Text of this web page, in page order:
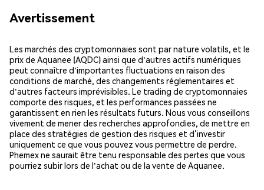
Avertissement
Les marchés des cryptomonnaies sont par nature volatils, et le
prix de Aquanee (AQDC) ainsi que d'autres actifs numériques
peut connaître d'importantes fluctuations en raison des
conditions de marché, des changements réglementaires et
d'autres facteurs imprévisibles. Le trading de cryptomonnaies
comporte des risques, et les performances passées ne
garantissent en rien les résultats futurs. Nous vous conseillons
vivement de mener des recherches approfondies, de mettre en
place des stratégies de gestion des risques et d’investir
uniquement ce que vous pouvez vous permettre de perdre.
Phemex ne saurait être tenu responsable des pertes que vous
pourriez subir lors de l'achat ou de la vente de Aquanee.